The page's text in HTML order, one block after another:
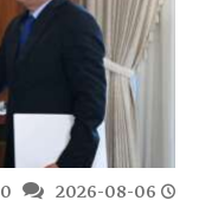
2026-08-06